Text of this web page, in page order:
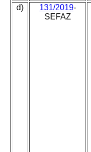
d) 131/2019-
SEFAZ